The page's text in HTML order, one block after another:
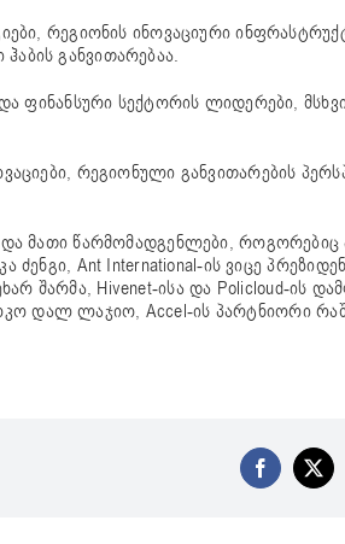
რეგიონის ინოვაციური
განვითარებაა.
ფინანსური სექტორის ლიდერები,
რეგიონული განვითარების
და მათი წარმომადგენლები,
Ant International-ის ვიცე
შარმა, Hivenet-ისა და Policloud-ის
დალ ლაჯიო, Accel-ის პარტნიორი
Facebook
X